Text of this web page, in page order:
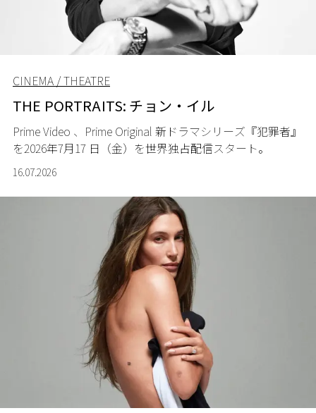
CINEMA / THEATRE
THE PORTRAITS: チョン・イル
Prime Video 、 Prime Original 新ドラマシリーズ『犯罪者』
を2026年7月 17 日（金）を世界独占配信スタート。
16.07.2026